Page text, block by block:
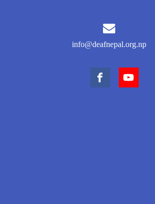
info@deafnepal.org.np